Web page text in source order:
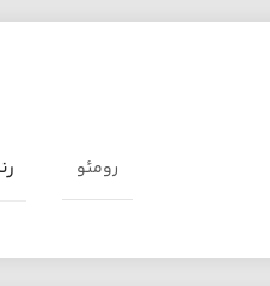
رومئو